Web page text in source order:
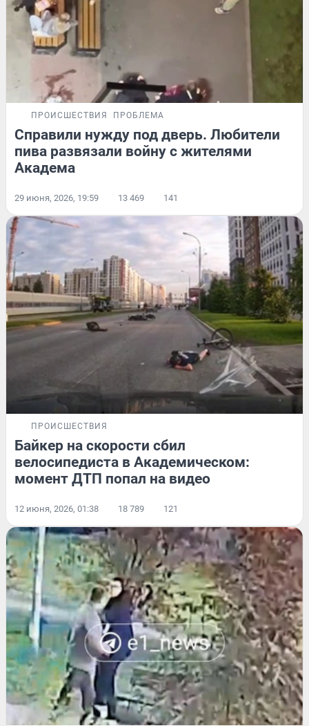
ПРОИСШЕСТВИЯ ПРОБЛЕМА
Справили нужду под дверь. Любители
пива развязали войну с жителями
Академа
29 июня, 2026, 19:59 13 469 141
ПРОИСШЕСТВИЯ
Байкер на скорости сбил
велосипедиста в Академическом:
момент ДТП попал на видео
12 июня, 2026, 01:38 18 789 121